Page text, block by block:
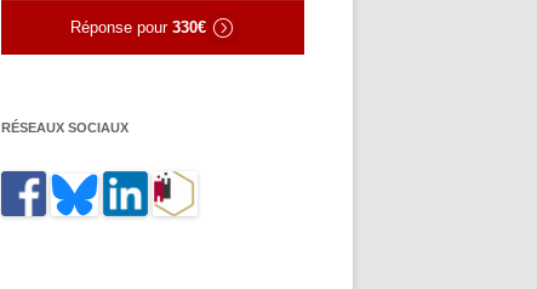
Réponse pour 330€
RÉSEAUX SOCIAUX